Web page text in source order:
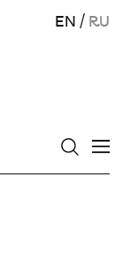
EN / RU